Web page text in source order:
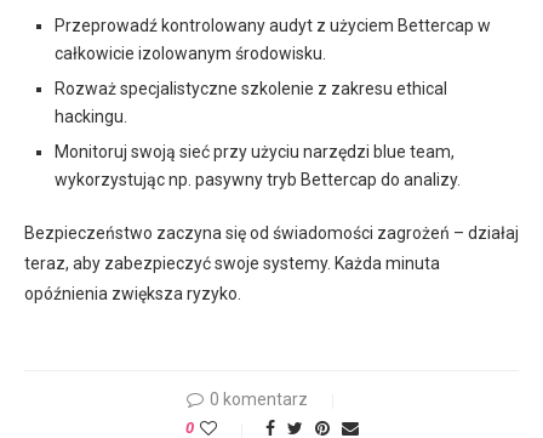
Przeprowadź kontrolowany audyt z użyciem Bettercap w
całkowicie izolowanym środowisku.
Rozważ specjalistyczne szkolenie z zakresu ethical
hackingu.
Monitoruj swoją sieć przy użyciu narzędzi blue team,
wykorzystując np. pasywny tryb Bettercap do analizy.
Bezpieczeństwo zaczyna się od świadomości zagrożeń – działaj
teraz, aby zabezpieczyć swoje systemy. Każda minuta
opóźnienia zwiększa ryzyko.
0 komentarz
0